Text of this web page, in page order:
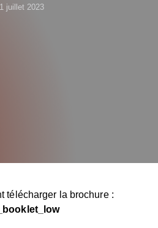
juillet 2023
télécharger la brochure :